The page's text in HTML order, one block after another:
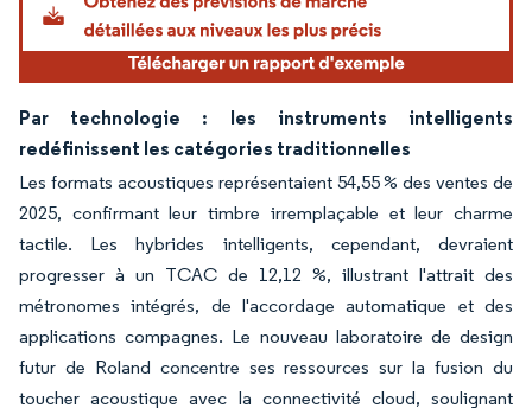
Par technologie : les instruments intelligents
redéfinissent les catégories traditionnelles
Les formats acoustiques représentaient 54,55 % des ventes de
2025, confirmant leur timbre irremplaçable et leur charme
tactile. Les hybrides intelligents, cependant, devraient
progresser à un TCAC de 12,12 %, illustrant l'attrait des
métronomes intégrés, de l'accordage automatique et des
applications compagnes. Le nouveau laboratoire de design
futur de Roland concentre ses ressources sur la fusion du
toucher acoustique avec la connectivité cloud, soulignant